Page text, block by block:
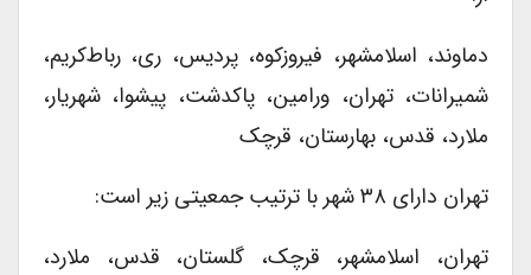
دماوند، اسلامشهر، فیروزکوه، پردیس، ری، رباط‌کریم،
شمیرانات، تهران، ورامین، پاکدشت، پیشوا، شهریار،
ملارد، قدس، بهارستان، قرچک
تهران دارای ۳۸ شهر با ترتیب جمعیتی زیر است:
تهران، اسلامشهر، قرچک، گلستان، قدس، ملارد،